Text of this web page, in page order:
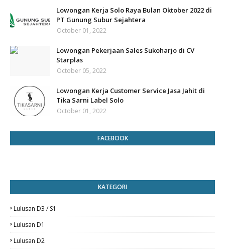
Lowongan Kerja Solo Raya Bulan Oktober 2022 di
PT Gunung Subur Sejahtera
October 01, 2022
Lowongan Pekerjaan Sales Sukoharjo di CV
Starplas
October 05, 2022
Lowongan Kerja Customer Service Jasa Jahit di
Tika Sarni Label Solo
October 01, 2022
FACEBOOK
KATEGORI
Lulusan D3 / S1
Lulusan D1
Lulusan D2